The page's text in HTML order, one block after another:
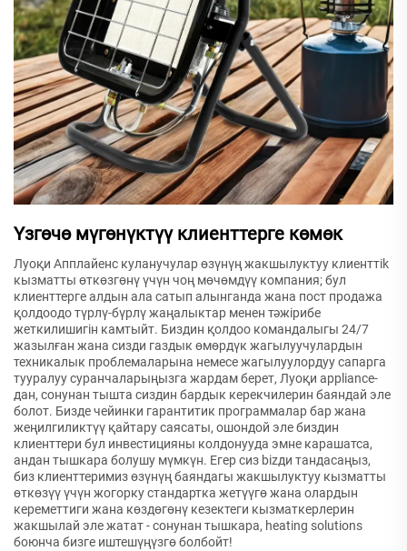
Үзгөчө мүгөнүктүү клиенттерге көмөк
Луоқи Апплайенс куланучулар өзүнүң жакшылуктуу клиенттik
кызматты өткөзгөнү үчүн чоң мөчөмдүү компания; бул
клиенттерге алдын ала сатып алынганда жана пост продажа
қолдоодо түрлү-бүрлү жаңалыктар менен тәжірибе
жеткилишигін камтыйт. Биздин қолдоо командалыгы 24/7
жазылған жана сизди газдык өмөрдүк жагылуучулардын
техникалык проблемаларына немесе жагылуулордуу сапарга
тууралуу суранчаларыңызга жардам берет, Луоқи appliance-
дан, сонунан тышта сиздин бардык керекчилерин баяндай эле
болот. Бизде чейинки гарантитик программалар бар жана
жеңилгиликтүү қайтару саясаты, ошондой эле биздин
клиенттери бул инвестицияны колдонууда эмне карашатса,
андан тышкара болушу мүмкүн. Егер сиз bizди тандасаңыз,
биз клиенттеримиз өзүнүң баяндагы жакшылуктуу кызматты
өткөзүү үчүн жогорку стандартка жетүүгө жана олардын
кереметтиги жана көздөгөнү кезектеги кызматкерлерин
жакшылай эле жатат - сонунан тышкара, heating solutions
боюнча бизге иштешүңүзгө болбойт!